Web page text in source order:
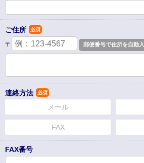
ご住所 必須
〒
連絡方法 必須
メール
FAX
FAX番号